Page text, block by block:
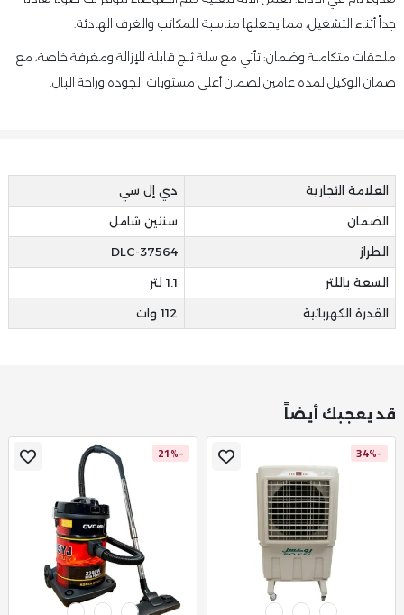
جداً أثناء التشغيل، مما يجعلها مناسبة للمكاتب والغرف الهادئة.
ملحقات متكاملة وضمان: تأتي مع سلة ثلج قابلة للإزالة ومغرفة خاصة، مع
ضمان الوكيل لمدة عامين لضمان أعلى مستويات الجودة وراحة البال.
العلامة التجارية دي إل سي
الضمان سنتين شامل
الطراز DLC-37564
السعة باللتر 1.1 لتر
القدرة الكهربائية 112 وات
قد يعجبك أيضاً
-34%
-21%